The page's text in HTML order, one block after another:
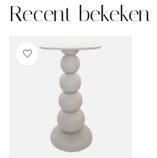
Recent bekeken